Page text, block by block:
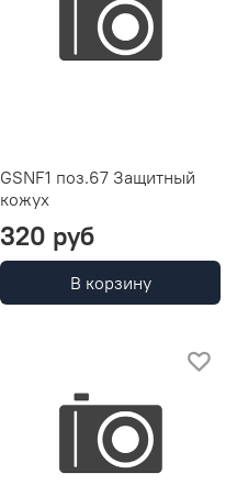
GSNF1 поз.67 Защитный
кожух
320 руб
В корзину